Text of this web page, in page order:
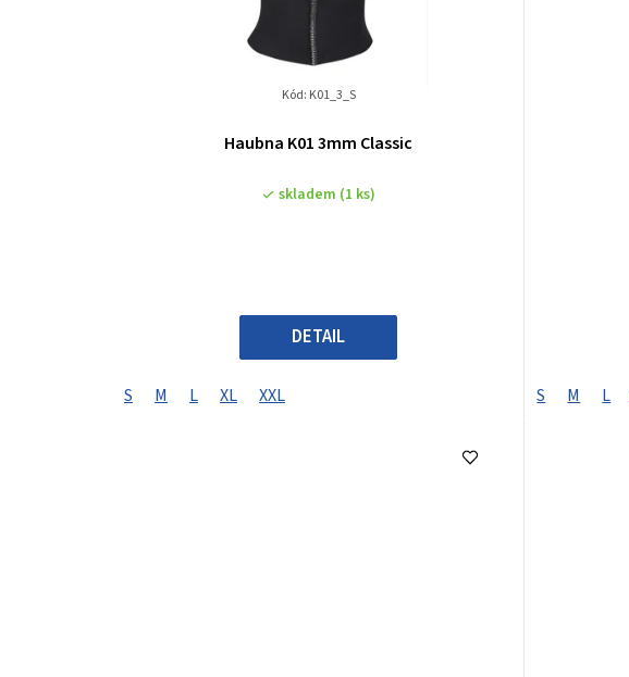
Haubna K01 3mm Classic
skladem (1 ks)
DETAIL
S M L XL XXL
Kód: K01_3_S
S M L